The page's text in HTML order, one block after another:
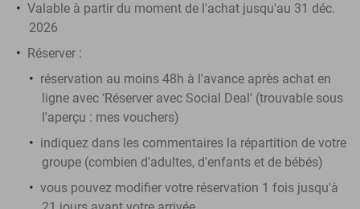
Valable à partir du moment de l'achat jusqu'au 31 déc.
2026
Réserver :
réservation au moins 48h à l'avance après achat en
ligne avec ‘Réserver avec Social Deal' (trouvable sous
l'aperçu : mes vouchers)
indiquez dans les commentaires la répartition de votre
groupe (combien d'adultes, d'enfants et de bébés)
vous pouvez modifier votre réservation 1 fois jusqu'à